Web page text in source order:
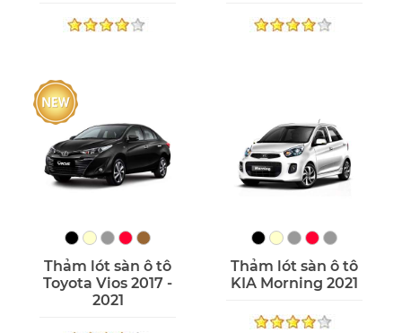
Thảm lót sàn ô tô
Toyota Vios 2017 -
2021
Thảm lót sàn ô tô
KIA Morning 2021